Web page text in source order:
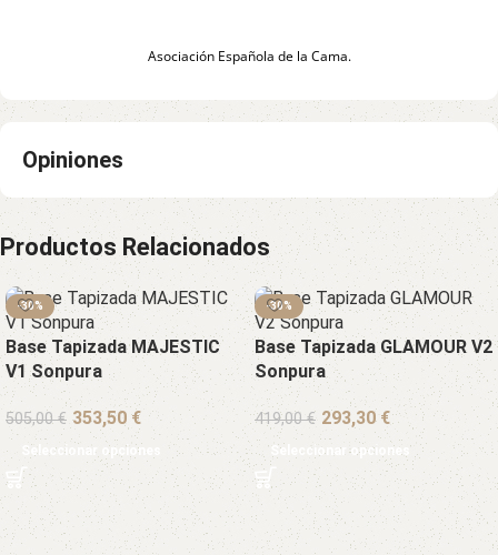
Asociación Española de la Cama.
Opiniones
Productos Relacionados
-30%
Base Tapizada MAJESTIC
V1 Sonpura
505,00€ €
Seleccionar opciones
-30%
Base Tapizada GLAMOUR V2
Sonpura
419,00€ €
Seleccionar opciones